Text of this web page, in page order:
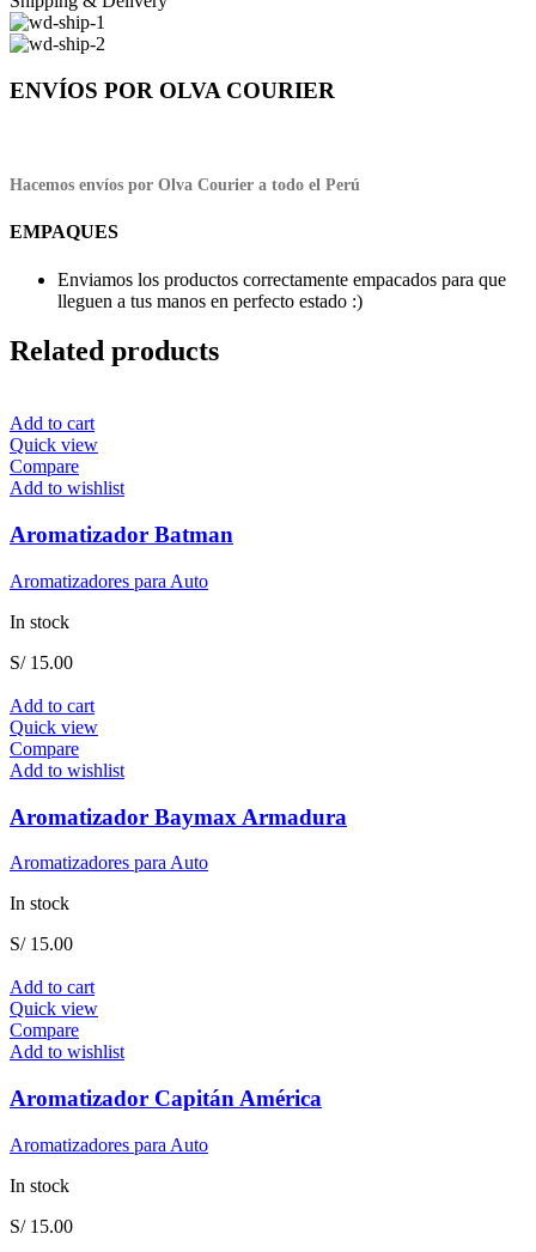
ENVÍOS POR OLVA COURIER
Hacemos envíos por Olva Courier a todo el Perú
EMPAQUES
Enviamos los productos correctamente empacados para que
lleguen a tus manos en perfecto estado :)
Related products
Add to cart
Quick view
Compare
Add to wishlist
Aromatizador Batman
Aromatizadores para Auto
In stock
S/15.00
Add to cart
Quick view
Compare
Add to wishlist
Aromatizador Baymax Armadura
Aromatizadores para Auto
In stock
S/15.00
Add to cart
Quick view
Compare
Add to wishlist
Aromatizador Capitán América
Aromatizadores para Auto
In stock
S/15.00